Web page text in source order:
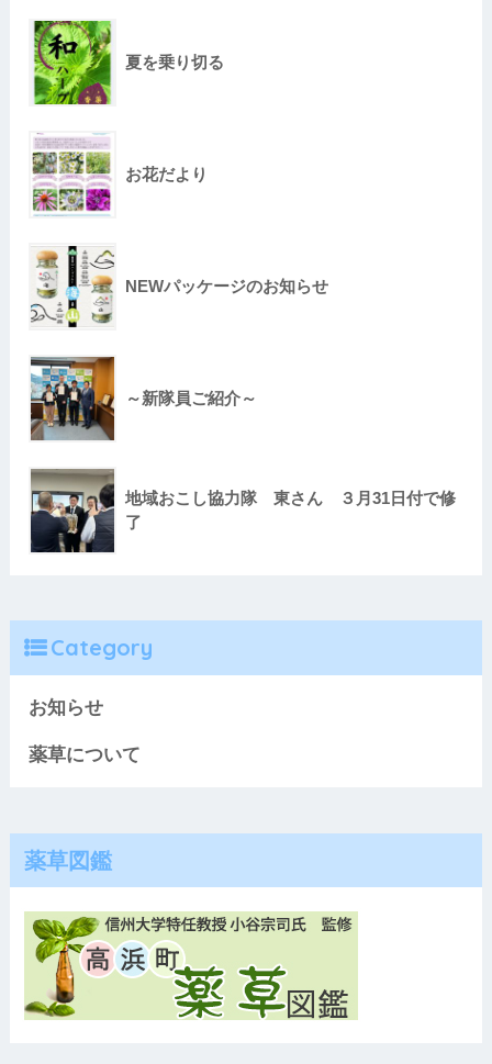
夏を乗り切る
お花だより
NEWパッケージのお知らせ
～新隊員ご紹介～
地域おこし協力隊 東さん ３月31日付で修
了
Category
お知らせ
薬草について
薬草図鑑